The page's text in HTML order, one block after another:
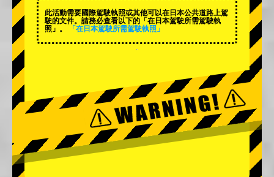
此活動需要國際駕駛執照或其他可以在日本公共道路上駕
駛的文件。請務必查看以下的「在日本駕駛所需駕駛執
照」。
「在日本駕駛所需駕駛執照」